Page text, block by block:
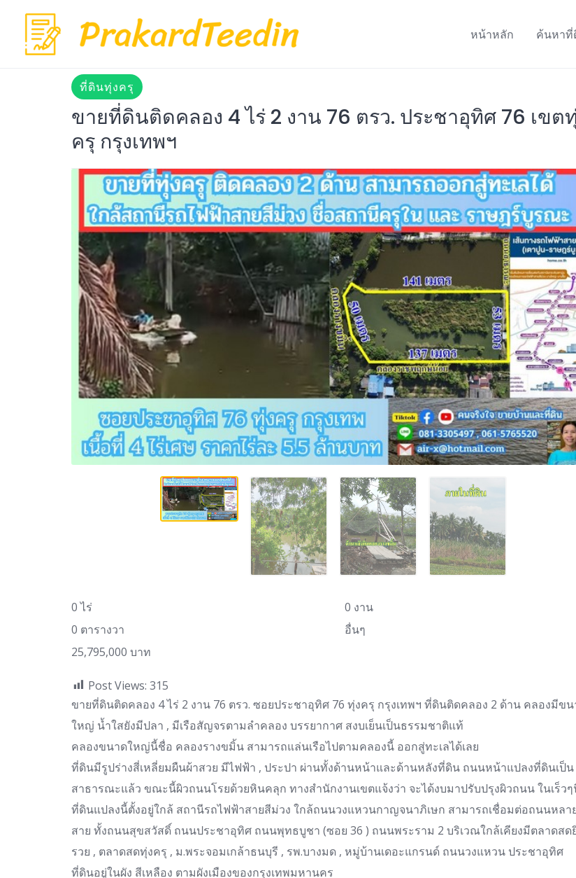
content
หน้าหลัก ค้นหา
ที่ดินทุ่งครุ
ขายที่ดินติดคลอง 4 ไร่ 2 งาน 76 ตรว. ประชาอุทิศ 76 เขต
ครุ กรุงเทพฯ
0 ไร่
0 งาน
0 ตารางวา
อื่นๆ
25,795,000 บาท
Post Views: 315
ขายที่ดินติดคลอง 4 ไร่ 2 งาน 76 ตรว. ซอยประชาอุทิศ 76 ทุ่งครุ กรุงเทพฯ ที่ดินติดคลอง 2 ด้าน คลองมีขน
ใหญ่ น้ำใสยังมีปลา , มีเรือสัญจรตามลำคลอง บรรยากาศ สงบเย็นเป็นธรรมชาติแท้
คลองขนาดใหญ่นี้ชื่อ คลองรางขมิ้น สามารถแล่นเรือไปตามคลองนี้ ออกสู่ทะเลได้เลย
ที่ดินมีรูปร่างสี่เหลี่ยมผืนผ้าสวย มีไฟฟ้า , ประปา ผ่านทั้งด้านหน้าและด้านหลังที่ดิน ถนนหน้าแปลงที่ดินเป็น
สาธารณะแล้ว ขณะนี้ผิวถนนโรยด้วยหินคลุก ทางสำนักงานเขตแจ้งว่า จะได้งบมาปรับปรุงผิวถนน ในเร็ว
ที่ดินแปลงนี้ตั้งอยู่ใกล้ สถานีรถไฟฟ้าสายสีม่วง ใกล้ถนนวงแหวนกาญจนาภิเษก สามารถเชื่อมต่อถนนหลา
สาย ทั้งถนนสุขสวัสดิ์ ถนนประชาอุทิศ ถนนพุทธบูชา (ซอย 36 ) ถนนพระราม 2 บริเวณใกล้เคียงมีตลาดสด
รวย , ตลาดสดทุ่งครุ , ม.พระจอมเกล้าธนบุรี , รพ.บางมด , หมู่บ้านเดอะแกรนด์ ถนนวงแหวน ประชาอุทิศ
ที่ดินอยู่ในผัง สีเหลือง ตามผังเมืองของกรุงเทพมหานคร